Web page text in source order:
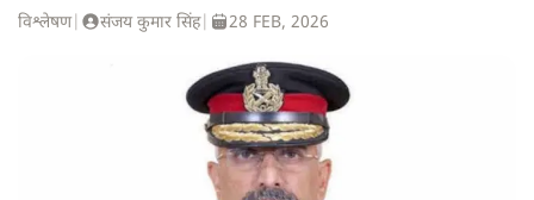
विश्लेषण| संजय कुमार सिंह| 28 FEB, 2026